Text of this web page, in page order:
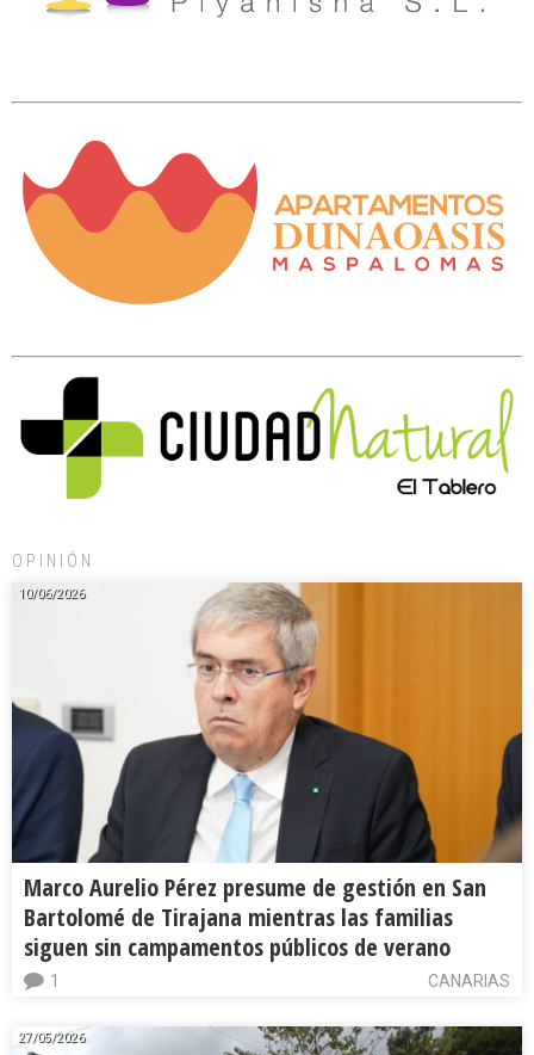
OPINIÓN
10/06/2026
Marco Aurelio Pérez presume de gestión en San
Bartolomé de Tirajana mientras las familias
siguen sin campamentos públicos de verano
CANARIAS
1
27/05/2026